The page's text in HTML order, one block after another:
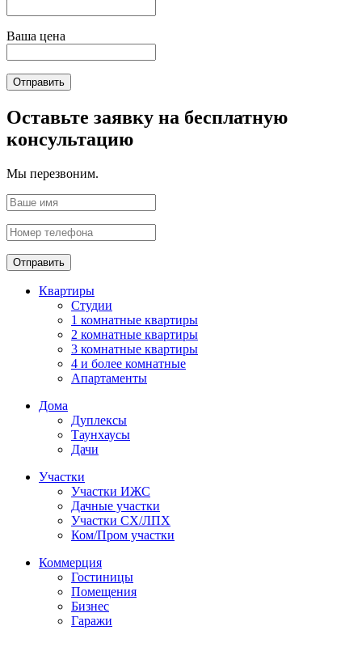
Ваша цена
Отправить
Оставьте заявку на бесплатную
консультацию
Мы перезвоним.
Отправить
Квартиры
Студии
1 комнатные квартиры
2 комнатные квартиры
3 комнатные квартиры
4 и более комнатные
Апартаменты
Дома
Дуплексы
Таунхаусы
Дачи
Участки
Участки ИЖС
Дачные участки
Участки СХ/ЛПХ
Ком/Пром участки
Коммерция
Гостиницы
Помещения
Бизнес
Гаражи